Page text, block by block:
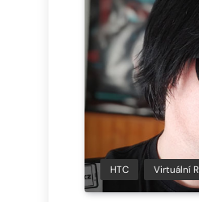
HTC Virtuální